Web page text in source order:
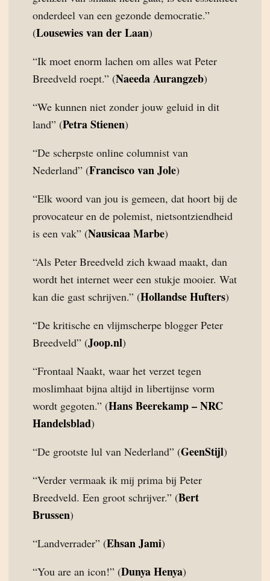
onderdeel van een gezonde democratie.”
(Lousewies van der Laan)
“Ik moet enorm lachen om alles wat Peter
Breedveld roept.” (Naeeda Aurangzeb)
“We kunnen niet zonder jouw geluid in dit
land” (Petra Stienen)
“De scherpste online columnist van
Nederland” (Francisco van Jole)
“Elk woord van jou is gemeen, dat hoort bij de
provocateur en de polemist, nietsontziendheid
is een vak” (Nausicaa Marbe)
“Als Peter Breedveld zich kwaad maakt, dan
wordt het internet weer een stukje mooier. Wat
kan die gast schrijven.” (Hollandse Hufters)
“De kritische en vlijmscherpe blogger Peter
Breedveld” (Joop.nl)
“Frontaal Naakt, waar het verzet tegen
moslimhaat bijna altijd in libertijnse vorm
wordt gegoten.” (Hans Beerekamp – NRC
Handelsblad)
“De grootste lul van Nederland” (GeenStijl)
“Verder vermaak ik mij prima bij Peter
Breedveld. Een groot schrijver.” (Bert
Brussen)
“Landverrader” (Ehsan Jami)
“You are an icon!” (Dunya Henya)